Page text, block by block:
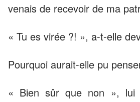
venais de recevoir de ma
« Tu es virée ?! », a-t-elle
Pourquoi aurait-elle pu
« Bien sûr que non », lui